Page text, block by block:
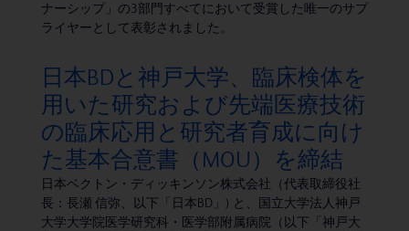
ナーシップ」の3部門すべてにおいて受賞した唯一のサプ
ライヤーとして表彰されました。
日本BDと神戸大学、臨床検体を
用いた研究および先端医療技術
の臨床応用と研究者育成に向け
た基本合意書（MOU）を締結
日本ベクトン・ディッキンソン株式会社（代表取締役社
長：長瀬 信弥、以下「日本BD」) と、国立大学法人神戸
大学大学院医学研究科・医学部附属病院（以下「神戸大